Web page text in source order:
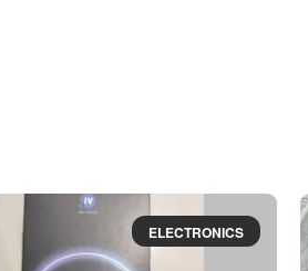
ELECTRONICS